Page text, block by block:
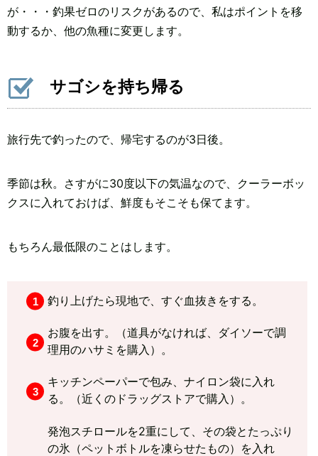
が・・・釣果ゼロのリスクがあるので、私はポイントを移
動するか、他の魚種に変更します。
サゴシを持ち帰る
旅行先で釣ったので、帰宅するのが3日後。
季節は秋。さすがに30度以下の気温なので、クーラーボッ
クスに入れておけば、鮮度もそこそも保てます。
もちろん最低限のことはします。
釣り上げたら現地で、すぐ血抜きをする。
お腹を出す。（道具がなければ、ダイソーで調
理用のハサミを購入）。
キッチンペーパーで包み、ナイロン袋に入れ
る。（近くのドラッグストアで購入）。
発泡スチロールを2重にして、その袋とたっぷり
の氷（ペットボトルを凍らせたもの）を入れ